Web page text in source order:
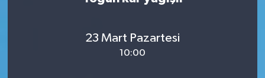
23 Mart Pazartesi
10:00